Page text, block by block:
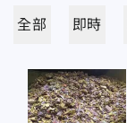
全部 即時